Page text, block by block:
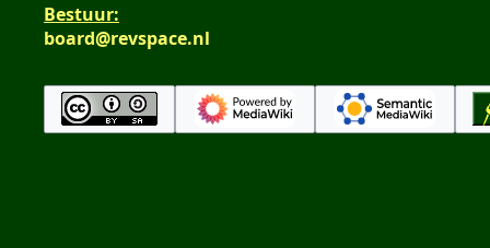
Bestuur:
board@revspace.nl